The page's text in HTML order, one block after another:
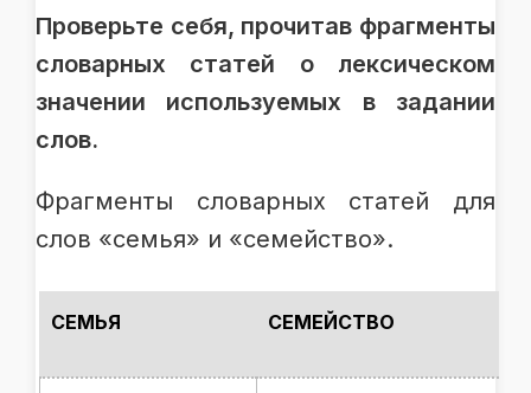
Проверьте себя, прочитав фрагменты
словарных статей о лексическом
значении используемых в задании
слов.
Фрагменты словарных статей для
слов «семья» и «семейство».
СЕМЬЯ СЕМЕЙСТВО